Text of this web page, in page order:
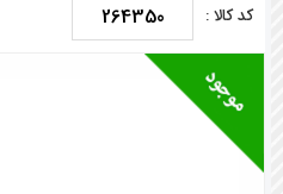
کد کالا : 264350